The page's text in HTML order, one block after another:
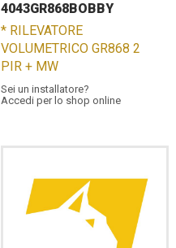
4043GR868BOBBY
* RILEVATORE
VOLUMETRICO GR868 2
PIR + MW
Sei un installatore?
Accedi per lo shop online